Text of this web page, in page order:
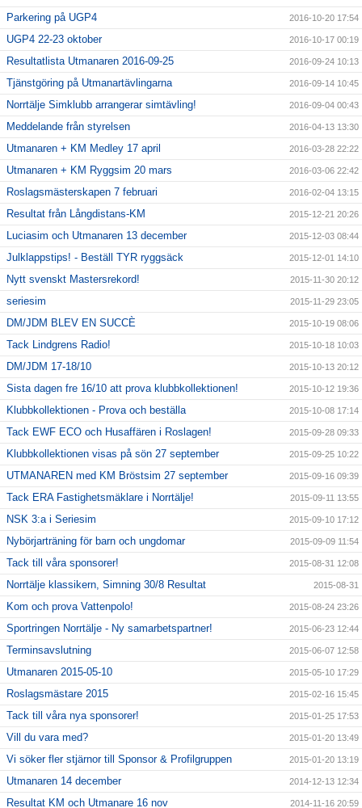
Parkering på UGP4 2016-10-20 17:54
UGP4 22-23 oktober 2016-10-17 00:19
Resultatlista Utmanaren 2016-09-25 2016-09-24 10:13
Tjänstgöring på Utmanartävlingarna 2016-09-14 10:45
Norrtälje Simklubb arrangerar simtävling! 2016-09-04 00:43
Meddelande från styrelsen 2016-04-13 13:30
Utmanaren + KM Medley 17 april 2016-03-28 22:22
Utmanaren + KM Ryggsim 20 mars 2016-03-06 22:42
Roslagsmästerskapen 7 februari 2016-02-04 13:15
Resultat från Långdistans-KM 2015-12-21 20:26
Luciasim och Utmanaren 13 december 2015-12-03 08:44
Julklappstips! - Beställ TYR ryggsäck 2015-12-01 14:10
Nytt svenskt Mastersrekord! 2015-11-30 20:12
seriesim 2015-11-29 23:05
DM/JDM BLEV EN SUCCÈ 2015-10-19 08:06
Tack Lindgrens Radio! 2015-10-18 10:03
DM/JDM 17-18/10 2015-10-13 20:12
Sista dagen fre 16/10 att prova klubbkollektionen! 2015-10-12 19:36
Klubbkollektionen - Prova och beställa 2015-10-08 17:14
Tack EWF ECO och Husaffären i Roslagen! 2015-09-28 09:33
Klubbkollektionen visas på sön 27 september 2015-09-25 10:22
UTMANAREN med KM Bröstsim 27 september 2015-09-16 09:39
Tack ERA Fastighetsmäklare i Norrtälje! 2015-09-11 13:55
NSK 3:a i Seriesim 2015-09-10 17:12
Nybörjarträning för barn och ungdomar 2015-09-09 11:54
Tack till våra sponsorer! 2015-08-31 12:08
Norrtälje klassikern, Simning 30/8 Resultat 2015-08-31
Kom och prova Vattenpolo! 2015-08-24 23:26
Sportringen Norrtälje - Ny samarbetspartner! 2015-06-23 12:44
Terminsavslutning 2015-06-07 12:58
Utmanaren 2015-05-10 2015-05-10 17:29
Roslagsmästare 2015 2015-02-16 15:45
Tack till våra nya sponsorer! 2015-01-25 17:53
Vill du vara med? 2015-01-20 13:49
Vi söker fler stjärnor till Sponsor & Profilgruppen 2015-01-20 13:19
Utmanaren 14 december 2014-12-13 12:34
Resultat KM och Utmanare 16 nov 2014-11-16 20:59